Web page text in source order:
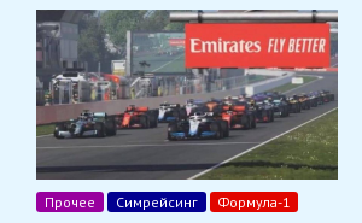
Прочее Симрейсинг Формула-1